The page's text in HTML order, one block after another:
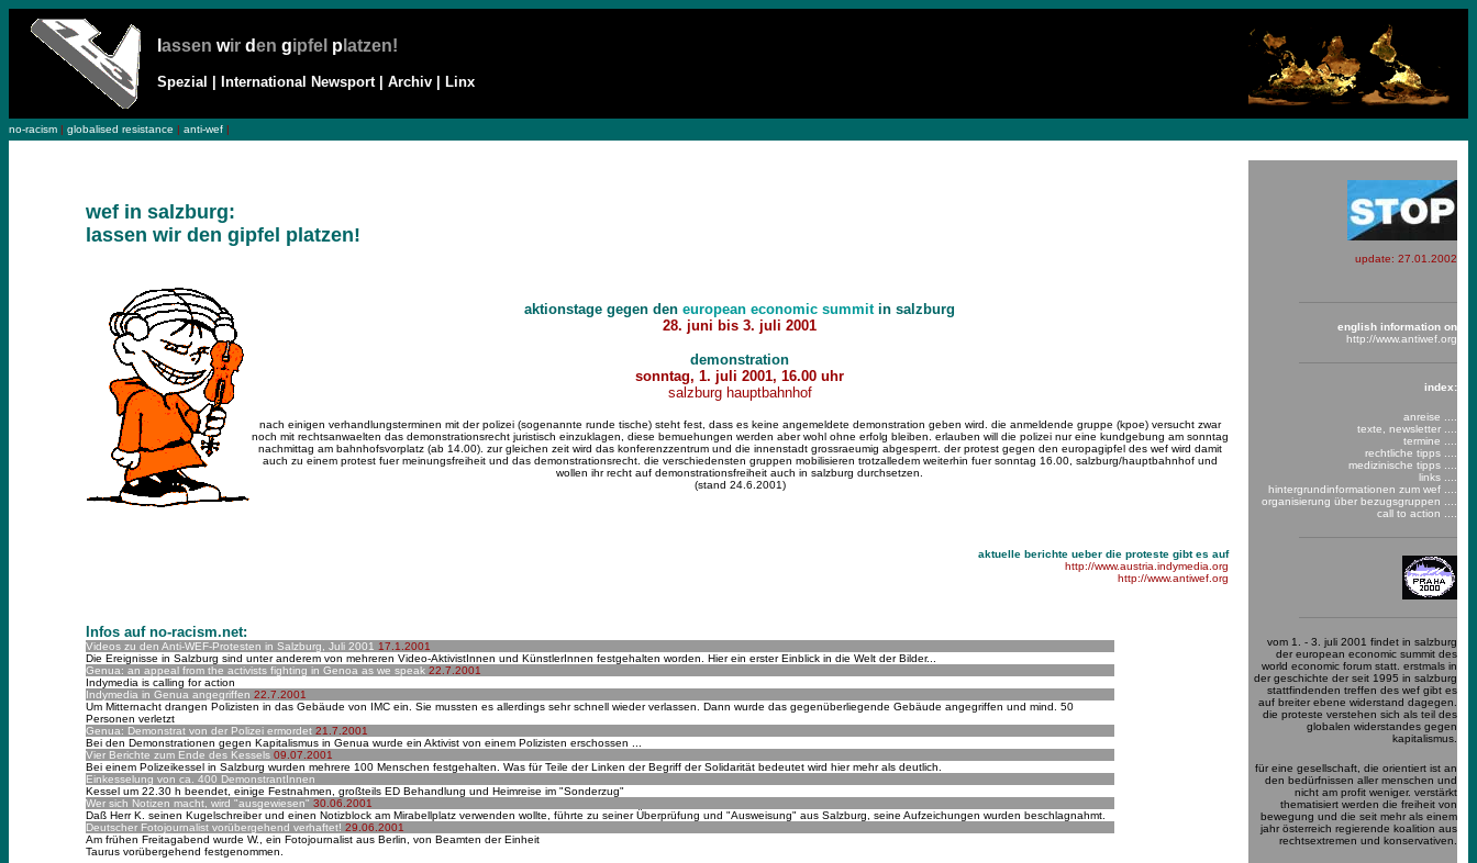
assen wir den gipfel p latzen!
Spezial International Newsport Archiv Linx
no-racism | globalised resistance | anti-wef |
wef in salzburg:
lassen wir den gipfel platzen!
update: 27.01.2002
aktionstage gegen den european economic summitin salzburg
28. juni bis 3. juli 2001
demonstration
sonntag, 1. juli 2001, 16.00 uhr
salzburg hauptbahnhof
nach einigen verhandlungsterminen mit der polizei (sogenannte runde tische) steht fest, dass es keine angemeldete demonstration geben wird. die anmeldende gruppe (kpoe) versucht zwar
noch mit rechtsanwaelten das demonstrationsrecht juristisch einzuklagen, diese bemuehungen werden aber wohl ohne erfolg bleiben. erlauben will die polizei nur eine kundgebung am sonntag
nachmittag am bahnhofsvorplatz (ab 14.00). zur gleichen zeit wird das konferenzzentrum und die innenstadt grossraeumig abgesperrt. der protest gegen den europagipfel des wef wird damit
auch zu einem protest fuer meinungsfreiheit und das demonstrationsrecht. die verschiedensten gruppen mobilisieren trotzalledem weiterhin fuer sonntag 16.00, salzburg/hauptbahnhof und
wollen ihr recht auf demonstrationsfreiheit auch in salzburg durchsetzen.
(stand 24.6.2001)
aktuelle berichte ueber die proteste gibt es auf
http://www.austria.indymedia.org
http://www.antiwef.org
Infos auf no-racism.net:
Videos zu den Anti-WEF-Protesten in Salzburg, Juli 2001 17.1.2001
Die Ereignisse in Salzburg sind unter anderem von mehreren Video-AktivistInnen und KünstlerInnen festgehalten worden. Hier ein erster Einblick in die Welt der Bilder...
Genua: an appeal from the activists fighting in Genoa as we speak 22.7.2001
Indymedia is calling for action
Indymedia in Genua angegriffen 22.7.2001
Um Mitternacht drangen Polizisten in das Gebäude von IMC ein. Sie mussten es allerdings sehr schnell wieder verlassen. Dann wurde das gegenüberliegende Gebäude angegriffen und mind. 50
Personen verletzt
Genua: Demonstrat von der Polizei ermordet 21.7.2001
Bei den Demonstrationen gegen Kapitalismus in Genua wurde ein Aktivist von einem Polizisten erschossen ...
Vier Berichte zum Ende des Kessels 09.07.2001
Bei einem Polizeikessel in Salzburg wurden mehrere 100 Menschen festgehalten. Was für Teile der Linken der Begriff der Solidarität bedeutet wird hier mehr als deutlich.
Einkesselung von ca. 400 DemonstrantInnen
Kessel um 22.30 h beendet, einige Festnahmen, großteils ED Behandlung und Heimreise im "Sonderzug"
Wer sich Notizen macht, wird "ausgewiesen" 30.06.2001
Daß Herr K. seinen Kugelschreiber und einen Notizblock am Mirabellplatz verwenden wollte, führte zu seiner Überprüfung und "Ausweisung" aus Salzburg, seine Aufzeichungen wurden beschlagnahmt.
Deutscher Fotojournalist vorübergehend verhaftet! 29.06.2001
Am frühen Freitagabend wurde W., ein Fotojournalist aus Berlin, von Beamten der Einheit
Taurus vorübergehend festgenommen.
english information on
http://www.antiwef.org
index:
anreise ....
texte, newsletter ....
termine ....
rechtliche tipps ....
medizinische tipps ....
links ....
hintergrundinformationen zum wef ....
organisierung über bezugsgruppen ....
call to action ....
vom 1. - 3. juli 2001 findet in salzburg
der european economic summit des
world economic forum statt. erstmals in
der geschichte der seit 1995 in salzburg
stattfindenden treffen des wef gibt es
auf breiter ebene widerstand dagegen.
die proteste verstehen sich als teil des
globalen widerstandes gegen
kapitalismus.
für eine gesellschaft, die orientiert ist an
den bedürfnissen aller menschen und
nicht am profit weniger. verstärkt
thematisiert werden die freiheit von
bewegung und die seit mehr als einem
jahr österreich regierende koalition aus
rechtsextremen und konservativen.